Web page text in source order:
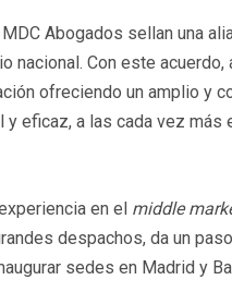
Abogados sellan una
Con este acuerdo,
ofreciendo un amplio y
eficaz, a las cada vez más
en el middle
despachos, da un
sedes en Madrid y